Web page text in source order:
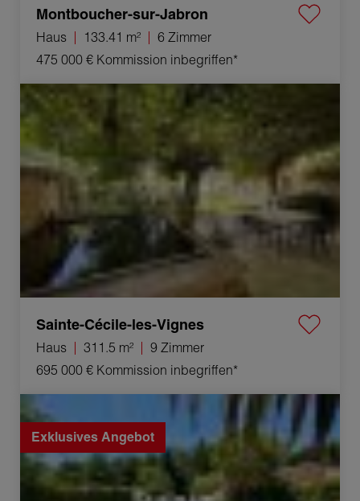
Montboucher-sur-Jabron
Haus 133.41 m²
6 Zimmer
475 000 € Kommission inbegriffen*
Verkauf Haus Sainte-Cécile-les-Vignes 9 Zimmer 311.5 m²
Sainte-Cécile-les-Vignes
Haus 311.5 m²
9 Zimmer
695 000 € Kommission inbegriffen*
Verkauf Haus Pierrelatte 5 Zimmer 225 m²
Exklusives Angebot